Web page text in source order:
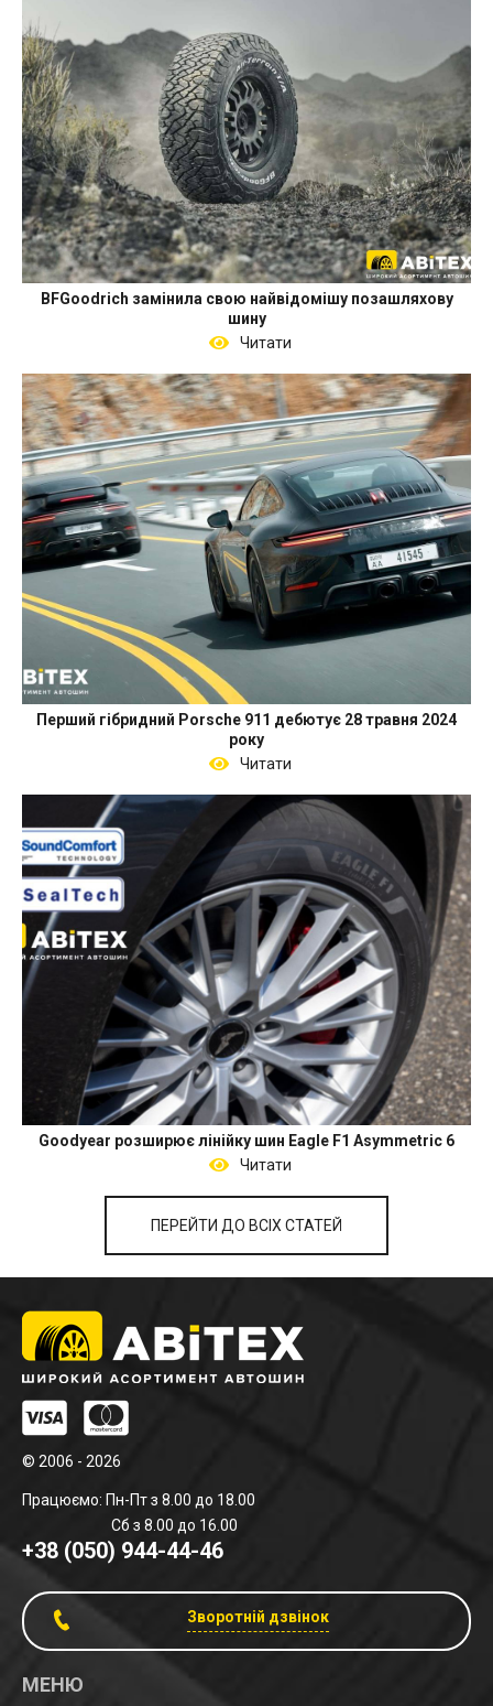
BFGoodrich замінила свою найвідомішу позашляхову
шину
Читати
Перший гібридний Porsche 911 дебютує 28 травня 2024
року
Читати
Goodyear розширює лінійку шин Eagle F1 Asymmetric 6
Читати
ПЕРЕЙТИ ДО ВСІХ СТАТЕЙ
© 2006 - 2026
Працюємо: Пн-Пт з 8.00 до 18.00
Сб з 8.00 до 16.00
+38 (050) 944-44-46
Зворотній дзвінок
МЕНЮ